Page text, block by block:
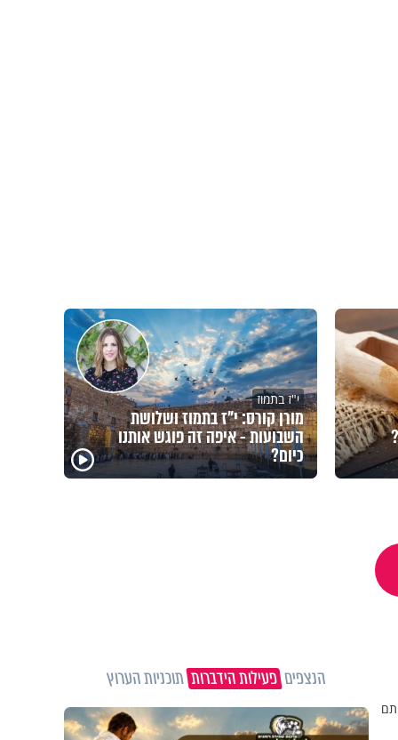
י"ז בתמוז
מורן קורס: י"ז בתמוז ושלושת
השבועות - איפה זה פוגש אותנו
כיום?
הנצפיםפעילות הידברותתוכניות הערוץ